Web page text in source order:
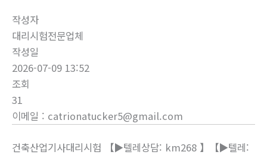
작성자
대리시험전문업체
작성일
2026-07-09 13:52
조회
31
이메일 : catrionatucker5@gmail.com
건축산업기사대리시험 【▶텔레상담: km268 】【▶텔레: